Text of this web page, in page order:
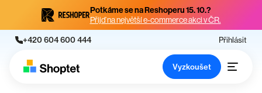
Potkáme se na Reshoperu 15. 10.?
Přijď na největší e-commerce akci v ČR.
+420 604 600 444 Přihlásit
Vyzkoušet